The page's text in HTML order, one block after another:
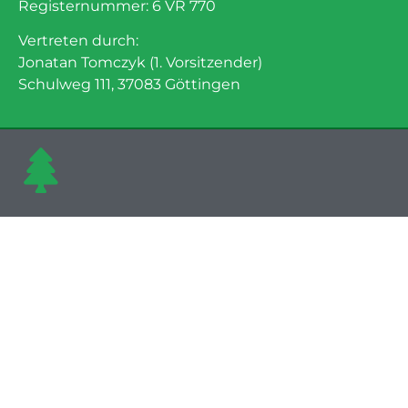
Registernummer: 6 VR 770
Vertreten durch:
Jonatan Tomczyk (1. Vorsitzender)
Schulweg 111, 37083 Göttingen